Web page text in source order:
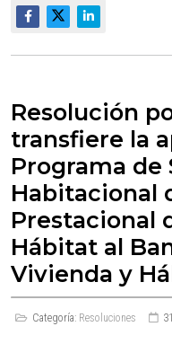
Resolución
transfiere la
Programa
Habitacional
Prestacional
Hábitat al
Vivienda y
Categoría: Resoluciones